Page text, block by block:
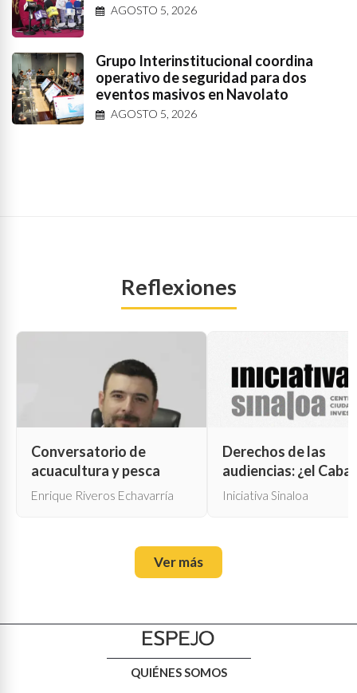
AGOSTO 5, 2026
Grupo Interinstitucional coordina
operativo de seguridad para dos
eventos masivos en Navolato
AGOSTO 5, 2026
Reflexiones
Conversatorio de
acuacultura y pesca
Enrique Riveros Echavarría
Derechos de las
audiencias: ¿el
de Troya para la
Iniciativa Sinaloa
Ver más
QUIÉNES SOMOS